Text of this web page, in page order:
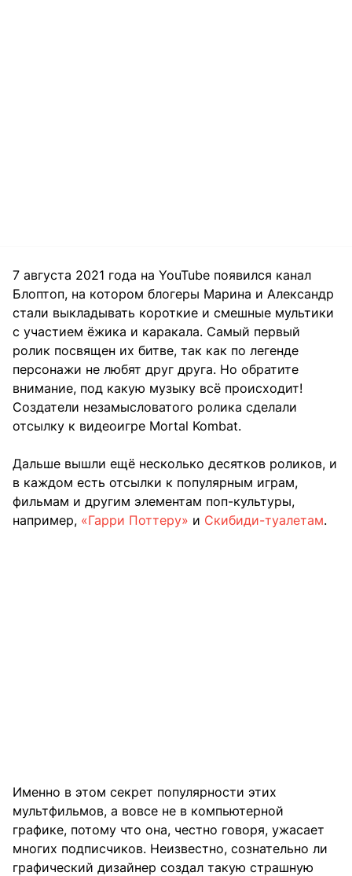
7 августа 2021 года на YouTube появился канал
Блоптоп, на котором блогеры Марина и Александр
стали выкладывать короткие и смешные мультики
с участием ёжика и каракала. Самый первый
ролик посвящен их битве, так как по легенде
персонажи не любят друг друга. Но обратите
внимание, под какую музыку всё происходит!
Создатели незамысловатого ролика сделали
отсылку к видеоигре Mortal Kombat.
Дальше вышли ещё несколько десятков роликов, и
в каждом есть отсылки к популярным играм,
фильмам и другим элементам поп-культуры,
например, «Гарри Поттеру» и Скибиди-туалетам.
Именно в этом секрет популярности этих
мультфильмов, а вовсе не в компьютерной
графике, потому что она, честно говоря, ужасает
многих подписчиков. Неизвестно, сознательно ли
графический дизайнер создал такую страшную